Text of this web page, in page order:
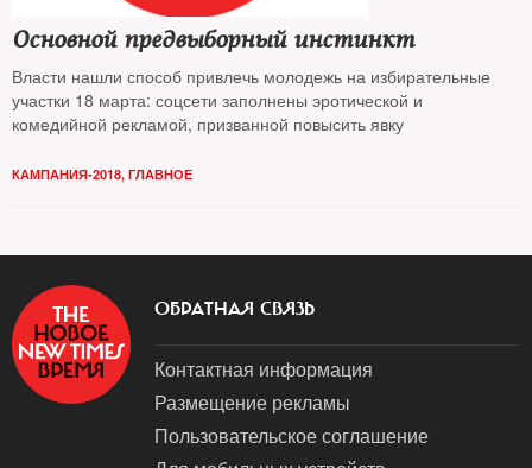
Основной предвыборный инстинкт
Власти нашли способ привлечь молодежь на избирательные
участки 18 марта: соцсети заполнены эротической и
комедийной рекламой, призванной повысить явку
КАМПАНИЯ-2018, ГЛАВНОЕ
ОБРАТНАЯ СВЯЗЬ
Контактная информация
Размещение рекламы
Пользовательское соглашение